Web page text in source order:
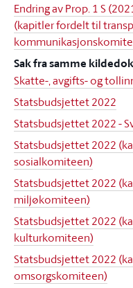
Endring av Prop. 1 S
(kapitler fordelt til
Sak fra samme
Skatte-, avgifts- og
Statsbudsjettet 2022
Statsbudsjettet 2022 -
Statsbudsjettet 2022
sosialkomiteen)
Statsbudsjettet 2022
miljøkomiteen)
Statsbudsjettet 2022
kulturkomiteen)
Statsbudsjettet 2022
omsorgskomiteen)